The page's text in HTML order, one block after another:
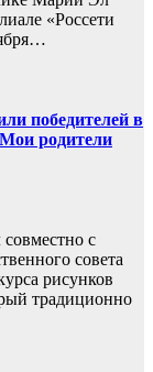
«Россети
победителей в
родители
с
совета
рисунков
традиционно